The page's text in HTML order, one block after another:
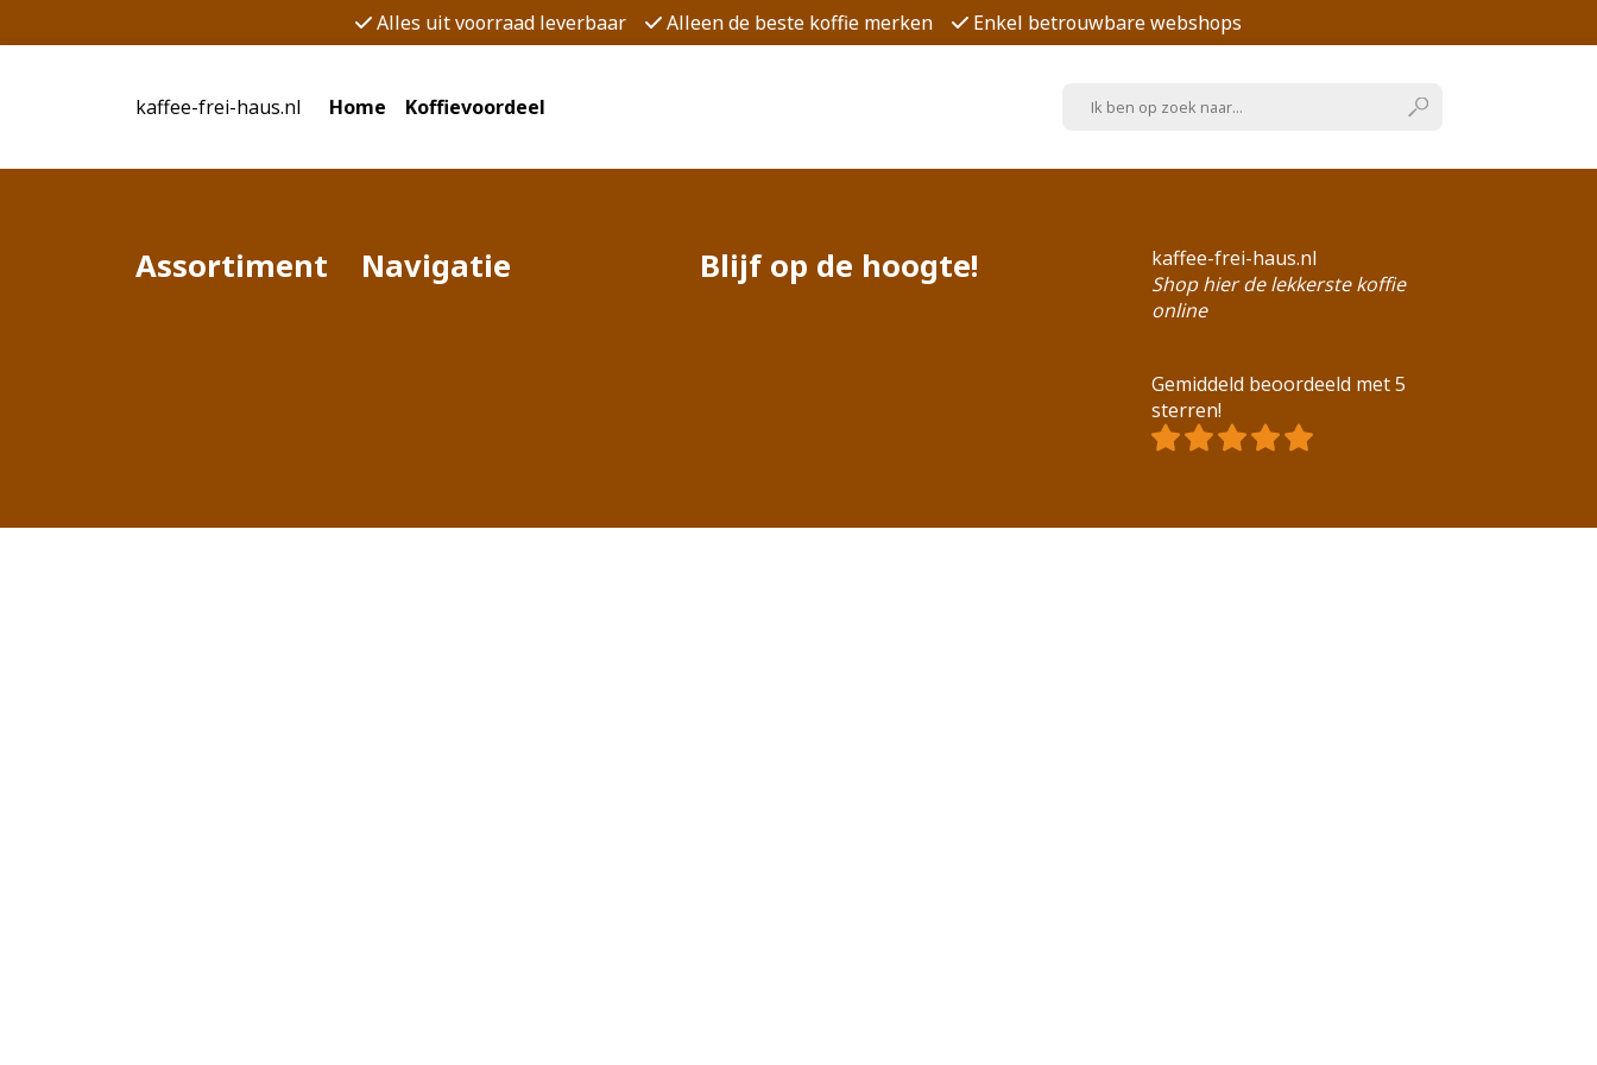
Alles uit voorraad leverbaar Alleen de beste koffie merken Enkel betrouwbare webshops
kaffee-frei-haus.nl Home Koffievoordeel
Assortiment Navigatie Blijf op de hoogte!
kaffee-frei-haus.nl
Shop hier de lekkerste koffie
online
Gemiddeld beoordeeld met 5
sterren!